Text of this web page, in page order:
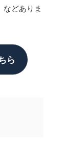
などありま
ら